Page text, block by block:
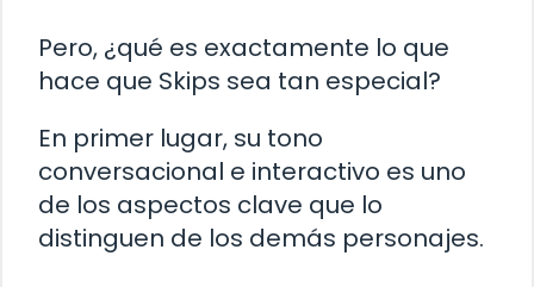
Pero, ¿qué es exactamente lo que
hace que Skips sea tan especial?
En primer lugar, su tono
conversacional e interactivo es uno
de los aspectos clave que lo
distinguen de los demás personajes.